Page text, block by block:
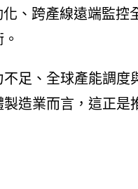
、跨產線遠端監控
足、全球產能調度
造業而言，這正是